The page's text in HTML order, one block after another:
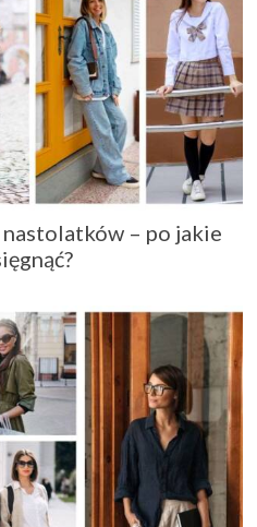
nastolatków – po jakie